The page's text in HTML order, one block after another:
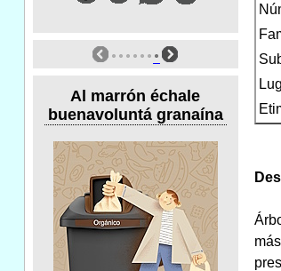
Al marrón échale
buenavoluntá granaína